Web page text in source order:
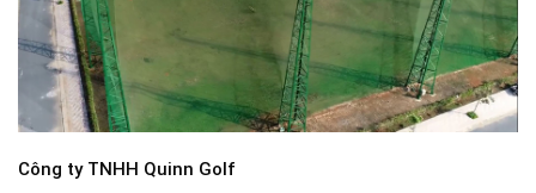
Công ty TNHH Quinn Golf